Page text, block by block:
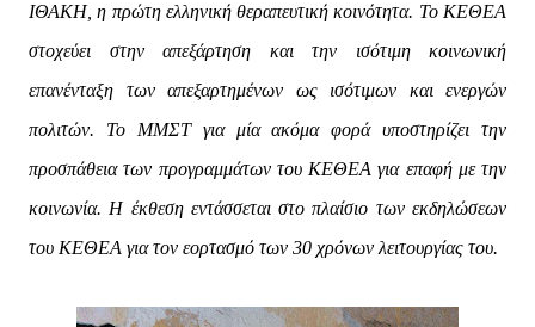
ΙΘΑΚΗ, η πρώτη ελληνική θεραπευτική κοινότητα. Το ΚΕΘΕΑ
στοχεύει στην απεξάρτηση και την ισότιμη κοινωνική
επανένταξη των απεξαρτημένων ως ισότιμων και ενεργών
πολιτών. Το ΜΜΣΤ για μία ακόμα φορά υποστηρίζει την
προσπάθεια των προγραμμάτων του ΚΕΘΕΑ για επαφή με την
κοινωνία. Η έκθεση εντάσσεται στο πλαίσιο των εκδηλώσεων
του ΚΕΘΕΑ για τον εορτασμό των 30 χρόνων λειτουργίας του.